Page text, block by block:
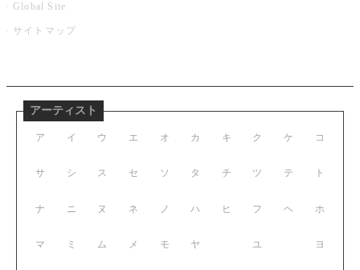
Global Site
サイトマップ
アーティスト
ア イ ウ エ オ
サ シ ス セ ソ
ナ ニ ヌ ネ ノ
マ ミ ム メ モ
カ キ ク ケ コ
タ チ ツ テ ト
ハ ヒ フ ヘ ホ
ヤ ユ ヨ